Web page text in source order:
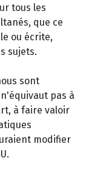
tous les
que ce
ou écrite,
sujets.
sont
pas à
à faire valoir
modifier